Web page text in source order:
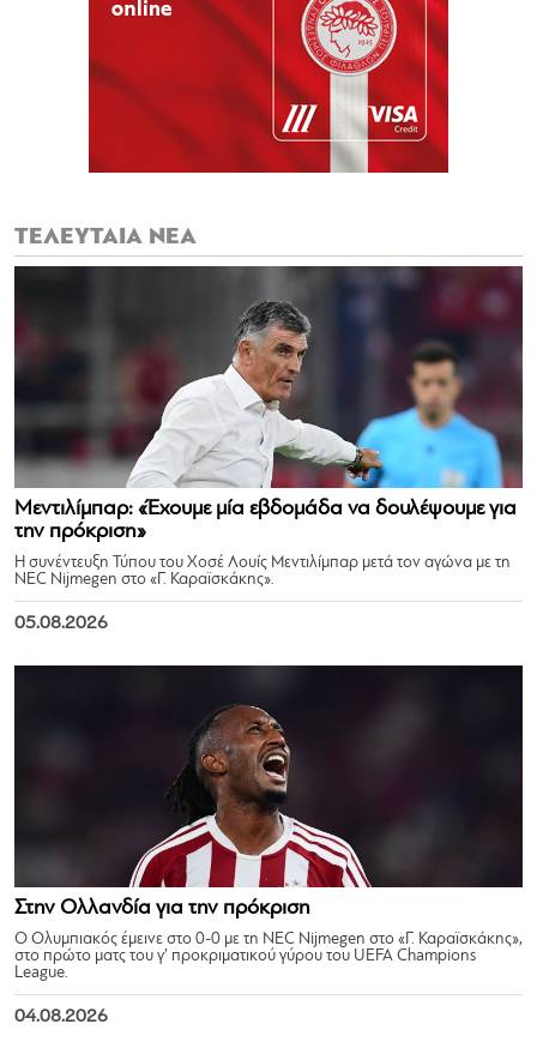
ΤΕΛΕΥΤΑΙΑ ΝΕΑ
Μεντιλίμπαρ: «Έχουμε μία εβδομάδα να δουλέψουμε για
την πρόκριση»
Η συνέντευξη Τύπου του Χοσέ Λουίς Μεντιλίμπαρ μετά τον αγώνα με τη
NEC Nijmegen στο «Γ. Καραϊσκάκης».
05.08.2026
Στην Ολλανδία για την πρόκριση
Ο Ολυμπιακός έμεινε στο 0-0 με τη NEC Nijmegen στο «Γ. Καραϊσκάκης»,
στο πρώτο ματς του γ’ προκριματικού γύρου του UEFA Champions
League.
04.08.2026